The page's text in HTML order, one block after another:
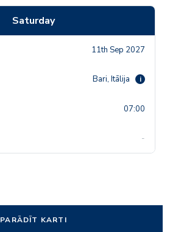
Saturday
11th Sep 2027
Bari, Itālija i
07:00
-
PARĀDĪT KARTI